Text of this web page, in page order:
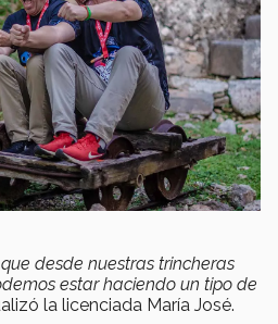
desde nuestras trincheras
estar haciendo un tipo de
la licenciada María José.